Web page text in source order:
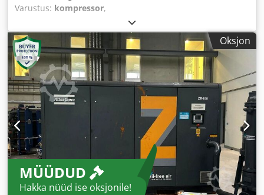
Varustus: kompressor,
Oksjon
MÜÜDUD
Hakka nüüd ise oksjonile!